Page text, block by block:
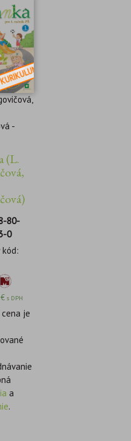
-
(L.
80-
0
kód:
€ s DPH
je
a
.